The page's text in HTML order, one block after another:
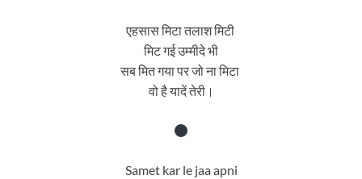
एहसास मिटा तलाश मिटी
मिट गई उम्मीदे भी
सब मित गया पर जो ना मिटा
वो है यादें तेरी।
Samet kar le jaa apni